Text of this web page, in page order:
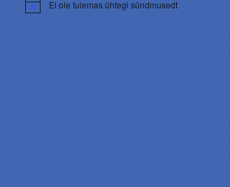
Ei ole tulemas ühtegi sündmusedt